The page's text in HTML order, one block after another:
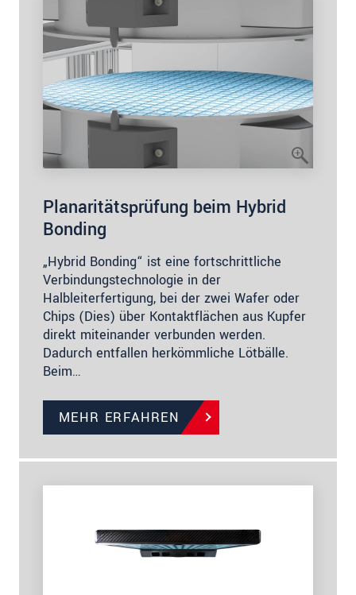
Planaritätsprüfung beim Hybrid
Bonding
„Hybrid Bonding“ ist eine fortschrittliche
Verbindungstechnologie in der
Halbleiterfertigung, bei der zwei Wafer oder
Chips (Dies) über Kontaktflächen aus Kupfer
direkt miteinander verbunden werden.
Dadurch entfallen herkömmliche Lötbälle.
Beim…
MEHR ERFAHREN